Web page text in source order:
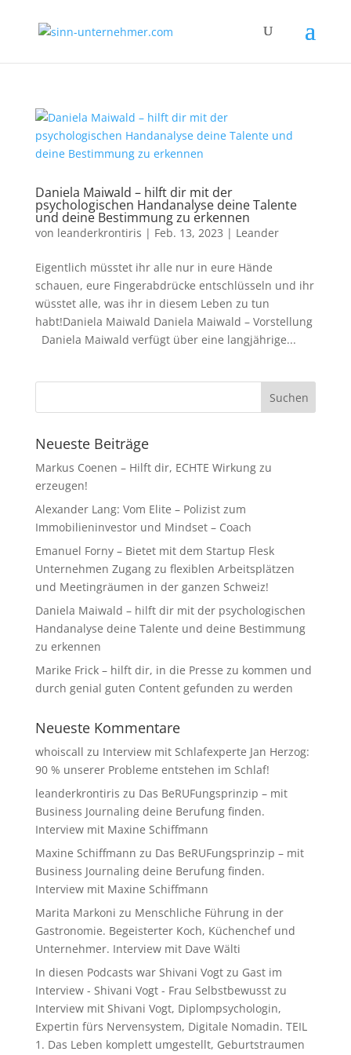
Daniela Maiwald – hilft dir mit der
psychologischen Handanalyse deine Talente
und deine Bestimmung zu erkennen
von leanderkrontiris | Feb. 13, 2023 | Leander
Eigentlich müsstet ihr alle nur in eure Hände
schauen, eure Fingerabdrücke entschlüsseln und ihr
wüsstet alle, was ihr in diesem Leben zu tun
habt!Daniela Maiwald Daniela Maiwald – Vorstellung
Daniela Maiwald verfügt über eine langjährige...
Neueste Beiträge
Markus Coenen – Hilft dir, ECHTE Wirkung zu
erzeugen!
Alexander Lang: Vom Elite – Polizist zum
Immobilieninvestor und Mindset – Coach
Emanuel Forny – Bietet mit dem Startup Flesk
Unternehmen Zugang zu flexiblen Arbeitsplätzen
und Meetingräumen in der ganzen Schweiz!
Daniela Maiwald – hilft dir mit der psychologischen
Handanalyse deine Talente und deine Bestimmung
zu erkennen
Marike Frick – hilft dir, in die Presse zu kommen und
durch genial guten Content gefunden zu werden
Neueste Kommentare
whoiscall zu Interview mit Schlafexperte Jan Herzog:
90 % unserer Probleme entstehen im Schlaf!
leanderkrontiris zu Das BeRUFungsprinzip – mit
Business Journaling deine Berufung finden.
Interview mit Maxine Schiffmann
Maxine Schiffmann zu Das BeRUFungsprinzip – mit
Business Journaling deine Berufung finden.
Interview mit Maxine Schiffmann
Marita Markoni zu Menschliche Führung in der
Gastronomie. Begeisterter Koch, Küchenchef und
Unternehmer. Interview mit Dave Wälti
In diesen Podcasts war Shivani Vogt zu Gast im
Interview - Shivani Vogt - Frau Selbstbewusstzu
Interview mit Shivani Vogt, Diplompsychologin,
Expertin fürs Nervensystem, Digitale Nomadin. TEIL
1. Das Leben komplett umgestellt, Geburtstraumen